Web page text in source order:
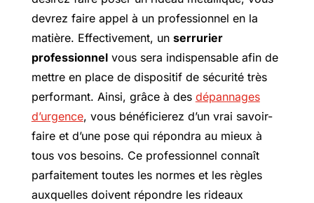
devrez faire appel à un professionnel en la
matière. Effectivement, un serrurier
professionnelvous sera indispensable afin de
mettre en place de dispositif de sécurité très
performant. Ainsi, grâce à des dépannages
d’urgence, vous bénéficierez d’un vrai savoir-
faire et d’une pose qui répondra au mieux à
tous vos besoins. Ce professionnel connaît
parfaitement toutes les normes et les règles
auxquelles doivent répondre les rideaux